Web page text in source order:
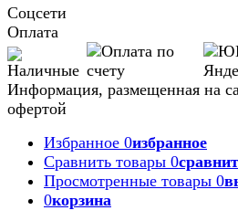
Соцсети
Оплата
Информация, размещенная на
офертой
Избранное 0избранное
Сравнить товары 0
Просмотренные товары 0
0корзина